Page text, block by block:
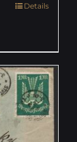
Details